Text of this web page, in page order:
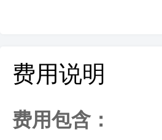
费用说明
费用包含：